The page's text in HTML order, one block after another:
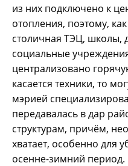
из них подключено к
отопления, поэтому,
столичная ТЭЦ, школы,
социальные
централизовано
касается техники, то
мэрией
передавалась в дар
структурам, причём,
хватает, особенно для
осенне-зимний